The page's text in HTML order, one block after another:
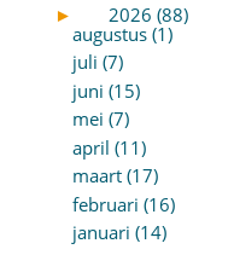
►
2026 (88)
augustus (1)
juli (7)
juni (15)
mei (7)
april (11)
maart (17)
februari (16)
januari (14)